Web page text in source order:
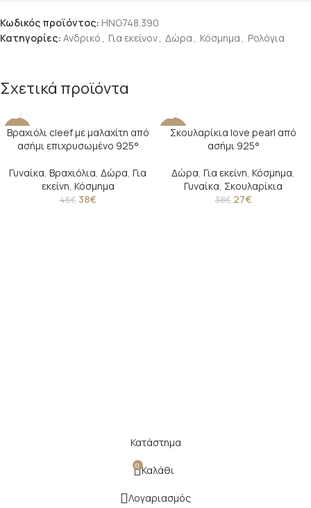
Κωδικός προϊόντος: HNG748.390
Κατηγορίες: Ανδρικό , Για εκείνον, Δώρα , Κόσμημα , Ρολόγια
Σχετικά προϊόντα
-17%
Βραχιόλι cleef με μαλαχίτη από
ασήμι επιχρυσωμένο 925°
Γυναίκα, Βραχιόλια, Δώρα, Για
εκείνη, Κόσμημα
46€ 38€
-29%
Σκουλαρίκια love pearl από
ασήμι 925°
Δώρα, Για εκείνη, Κόσμημα,
Γυναίκα, Σκουλαρίκια
38€ 27€
Κατάστημα
0 Καλάθι
Λογαριασμός